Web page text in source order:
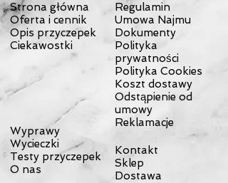
Strona główna
Oferta i cennik
Opis przyczepek
Ciekawostki
Wyprawy
Wycieczki
Testy przyczepek
O nas
Regulamin
Umowa Najmu
Dokumenty
Polityka
prywatności
Polityka Cookies
Koszt dostawy
Odstąpienie od
umowy
Reklamacje
Kontakt
Sklep
Dostawa